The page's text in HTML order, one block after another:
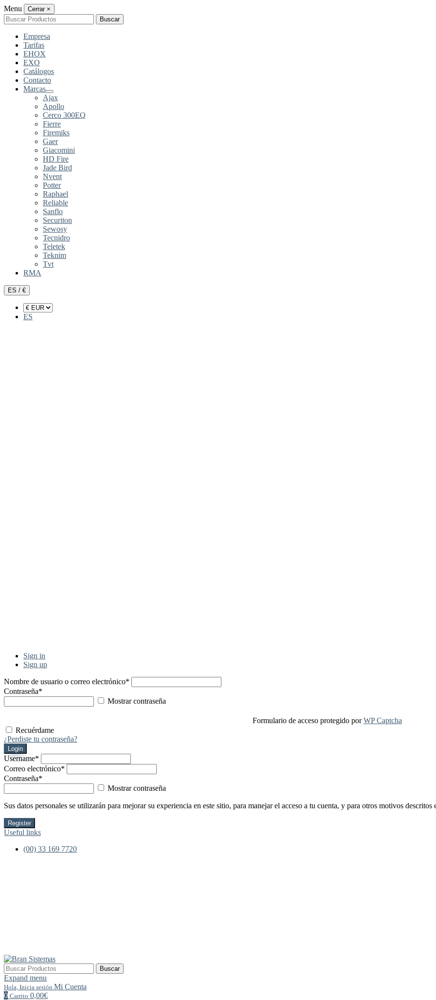
Menu Cerrar ×
Buscar
por:
Buscar
Empresa
Tarifas
EHOX
EXO
Catálogos
Contacto
Marcas
Ajax
Apollo
Cerco 300EQ
Fierre
Firemiks
Gaer
Giacomini
HD Fire
Jade Bird
Nvent
Potter
Raphael
Reliable
Sanflo
Securiton
Sewosy
Tecnidro
Teletek
Teknim
Tvt
RMA
ES / €
ES
Sign in
Sign up
Nombre de usuario o correo electrónico*
Contraseña*
Mostrar contraseña
Formulario de acceso protegido porWP Captcha
Recuérdame
¿Perdiste tu contraseña?
Login
Username*
Correo electrónico*
Contraseña*
Mostrar contraseña
Sus datos personales se utilizarán para mejorar su experiencia en este sitio, para manejar el acceso a tu cuenta, y para otros motivos descritos
Register
Useful links
(00) 33 169 7720
Buscar
por:
Buscar
Expand menu
Hola, Inicia sesión Mi Cuenta
0 Carrito 0,00€